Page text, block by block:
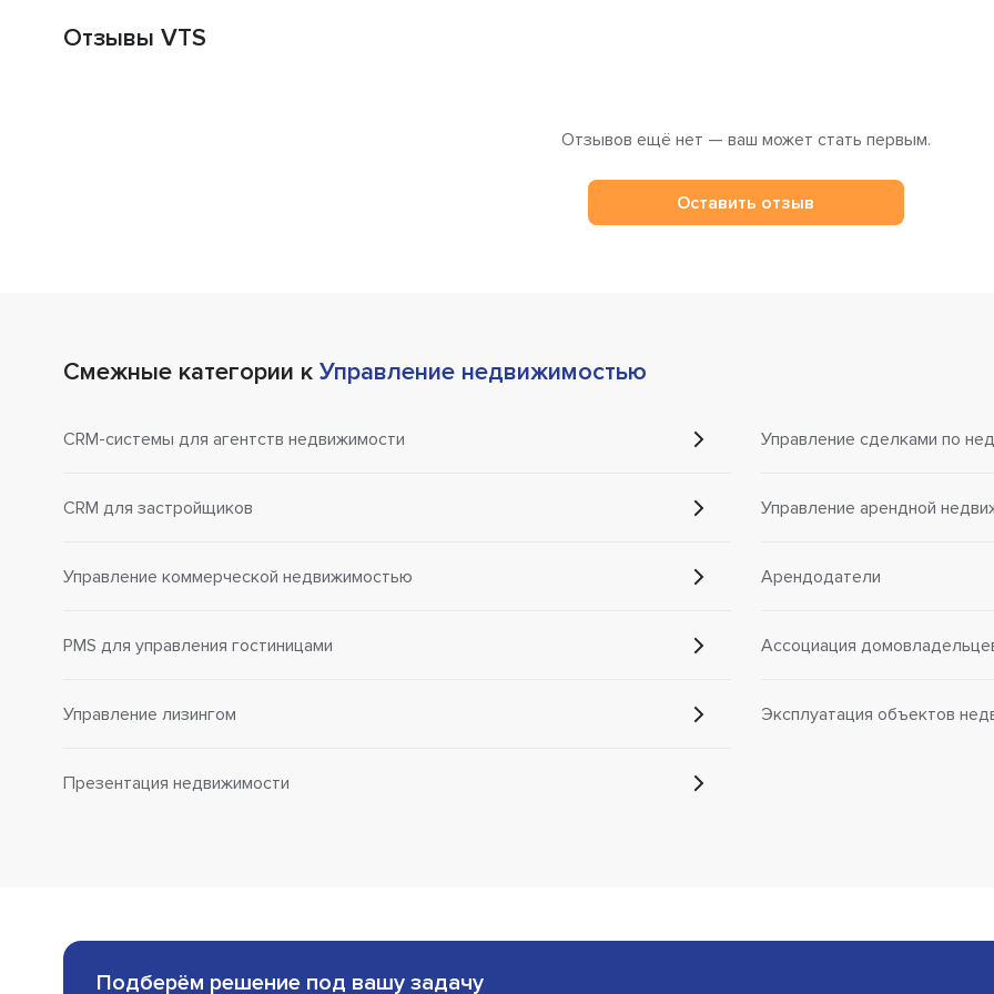
Отзывы VTS
Отзывов ещё нет — ваш может стать первым.
Оставить отзыв
Смежные категории к Управление недвижимостью
CRM-системы для агентств недвижимости
CRM для застройщиков
Управление коммерческой недвижимостью
PMS для управления гостиницами
Управление лизингом
Презентация недвижимости
Управление сделками по
Управление арендной
Арендодатели
Ассоциация
Эксплуатация объектов
Подберём решение под вашу задачу